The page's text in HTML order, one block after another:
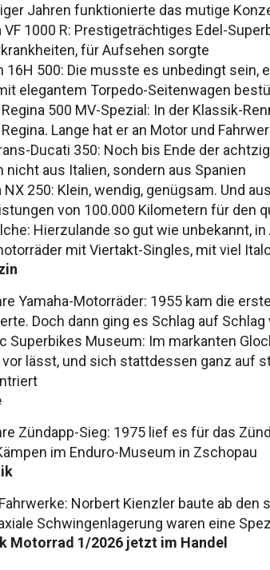
Jahren funktionierte das mutige
VF 1000 R: Prestigeträchtiges Edel-
für Aufsehen sorgte
16H 500: Die musste es unbedingt sein,
elegantem Torpedo-Seitenwagen
500 MV-Spezial: In der Klassik-
Lange hat er an Motor und
Ducati 350: Noch bis Ende der
nicht aus Italien, sondern aus Spanien
NX 250: Klein, wendig, genügsam. Und
von 100.000 Kilometern für den
Hierzulande so gut wie unbekannt,
mit Viertakt-Singles, mit viel
Yamaha-Motorräder: 1955 kam die
Doch dann ging es Schlag auf
Superbikes Museum: Im markanten
vor lässt, und sich stattdessen ganz auf
Zündapp-Sieg: 1975 lief es für das
im Enduro-Museum in Zschopau
Norbert Kienzler baute ab
Schwingenlagerung waren eine
Motorrad 1/2026 jetzt im Handel